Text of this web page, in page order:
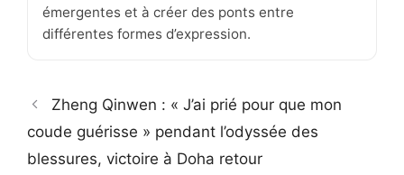
émergentes et à créer des ponts entre
différentes formes d’expression.
Zheng Qinwen : « J’ai prié pour que mon
coude guérisse » pendant l’odyssée des
blessures, victoire à Doha retour